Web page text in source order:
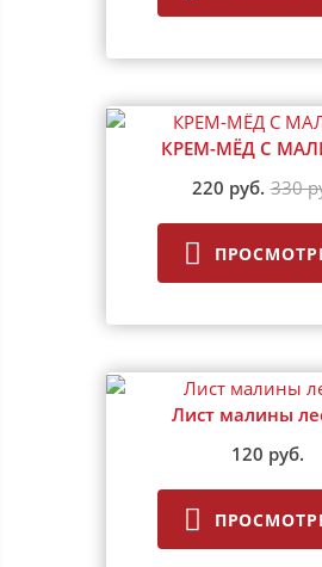
КРЕМ-МЁД С
220 руб. 330
Лист малины
120 руб.